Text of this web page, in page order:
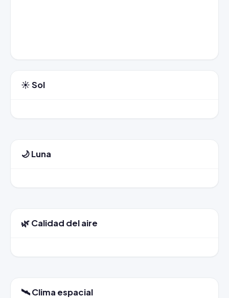
☀️ Sol
🌙 Luna
🌿 Calidad del aire
🛰️ Clima espacial